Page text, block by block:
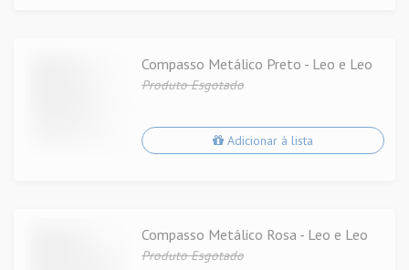
Compasso Metálico Preto - Leo e Leo
Produto Esgotado
Adicionar à lista
Compasso Metálico Rosa - Leo e Leo
Produto Esgotado